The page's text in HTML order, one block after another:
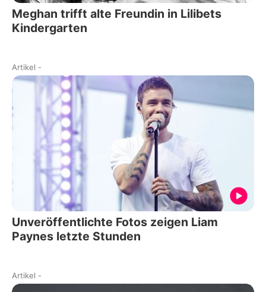
Meghan trifft alte Freundin in Lilibets
Kindergarten
Artikel -
Unveröffentlichte Fotos zeigen Liam
Paynes letzte Stunden
Artikel -